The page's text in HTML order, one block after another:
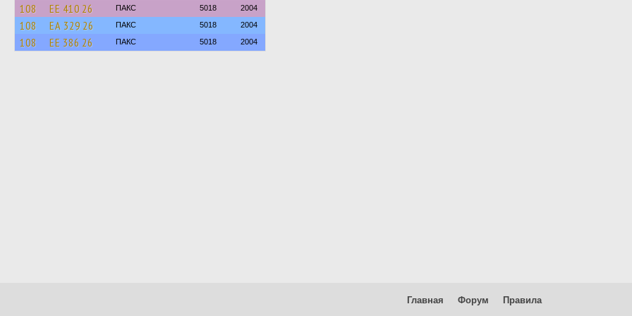
108 ЕЕ 410 26 ПАКС 5018 2004
108 ЕА 329 26 ПАКС 5018 2004
108 ЕЕ 386 26 ПАКС 5018 2004
Главная Форум Правила